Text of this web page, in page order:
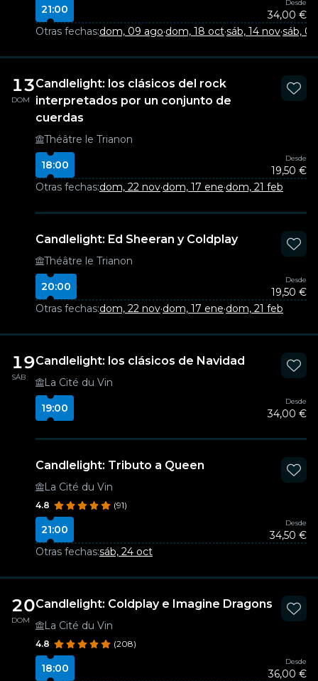
21:00
Desde
34,00 €
Otras fechas:dom, 09 ago·dom, 18 oct·sáb, 14 nov·sáb,
13
DOM
Candlelight: los clásicos del rock
interpretados por un conjunto de
cuerdas
Théâtre le Trianon
18:00
Desde
19,50 €
Otras fechas:dom, 22 nov·dom, 17 ene·dom, 21 feb
Candlelight: Ed Sheeran y Coldplay
Théâtre le Trianon
20:00
Desde
19,50 €
Otras fechas:dom, 22 nov·dom, 17 ene·dom, 21 feb
19
SÁB
Candlelight: los clásicos de Navidad
La Cité du Vin
19:00
Desde
34,00 €
Candlelight: Tributo a Queen
La Cité du Vin
4.8 (91)
21:00
Desde
34,50 €
Otras fechas:sáb, 24 oct
20
DOM
Candlelight: Coldplay e Imagine Dragons
La Cité du Vin
4.8 (208)
18:00
Desde
36,00 €